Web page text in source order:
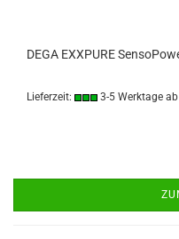
DEGA EXXPURE
Lieferzeit: 3-5 Werktage